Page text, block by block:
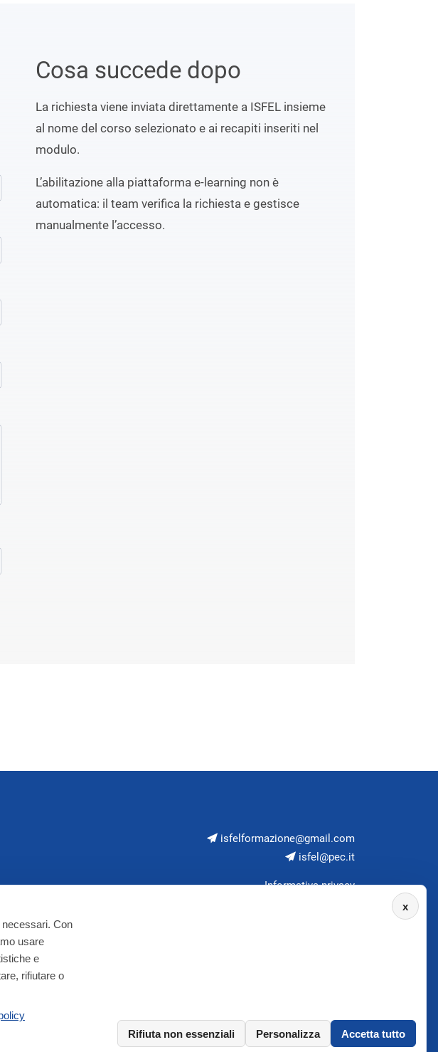
Cosa succede dopo
La richiesta viene inviata direttamente a ISFEL insieme
al nome del corso selezionato e ai recapiti inseriti nel
modulo.
L’abilitazione alla piattaforma e-learning non è
automatica: il team verifica la richiesta e gestisce
manualmente l’accesso.
isfelformazione@gmail.com
isfel@pec.it
Informativa privacy
x
Con
usare
e
rifiutare o
Rifiuta non essenziali Personalizza Accetta tutto